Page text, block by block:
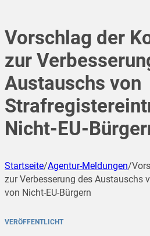
Vorschlag der
zur
Austauschs von
Nicht-EU-
Startseite/Agentur-Meldungen/
zur Verbesserung des Austauschs
von Nicht-EU-Bürgern
VERÖFFENTLICHT